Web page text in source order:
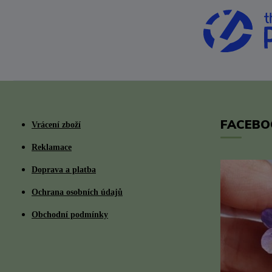
Vrácení zboží
Reklamace
Doprava a platba
Ochrana osobních údajů
Obchodní podmínky